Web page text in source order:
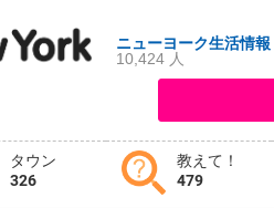
ニューヨーク生活情報
10,424 人
タウン
326
教えて！
479